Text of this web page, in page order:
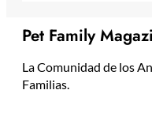
Pet Family
La Comunidad de los
Familias.